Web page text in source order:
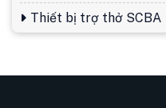
Thiết bị trợ thở SCBA